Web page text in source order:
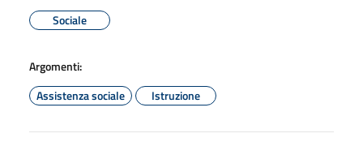
Sociale
Argomenti:
Assistenza sociale
Istruzione